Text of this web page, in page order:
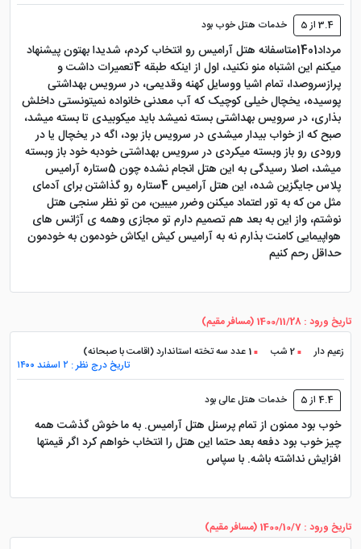
3.4 از 5 خدمات هتل خوب بود
مرداد1401متاسفانه هتل آرامیس رو انتخاب کردم، شدیدا بهتون پیشنهاد
میکنم این اشتباه منو نکنید، اول از اینکه طبقه 4تعمیرات داشت و
پرازسروصدا، تمام اشیا ووسایل کهنه وقدیمی، در سرویس بهداشتی
پوسیده، یخچال خیلی کوچیک که آب معدنی خانواده نمیتونستی داخلش
بذاری، در سرویس بهداشتی بسته نمیشد باید میکوبیدی تا بسته میشد،
صبح که از خواب بیدار میشدی در سرویس باز بود، اگه در یخچال یا در
ورودی رو باز وبسته میکردی در سرویس بهداشتی خودبه خود باز وبسته
میشد، اصلا رسیدگی به این هتل انجام نشده چون 5ستاره آرامیس
پلاس جایگزین شده، این هتل آرامیس 4ستاره رو گذاشتن برای آدمای
مثل من که به تور اعتماد میکنن وضرر میبین، من تو نظر سنجی هتل
نوشتم، واز این به بعد هم تصمیم دارم تو مجازی وهمه ی آژانس های
هواپیمایی کامنت بذارم نه به آرامیس کیش ایکاش خودمون به خودمون
حداقل رحم کنیم
تاریخ ورود : 1400/11/28 (مسافر مقیم)
زعیم دار
2 شب
1 عدد سه تخته استاندارد (اقامت با صبحانه)
تاریخ درج نظر : ۲ اسفند ۱۴۰۰
4.4 از 5 خدمات هتل عالی بود
خوب بود ممنون از تمام پرسنل هتل آرامیس. به ما خوش گذشت همه
چیز خوب بود دفعه بعد حتما این هتل را انتخاب خواهم کرد اگر قیمتها
افزایش نداشته باشه. با سپاس
تاریخ ورود : 1400/10/7 (مسافر مقیم)